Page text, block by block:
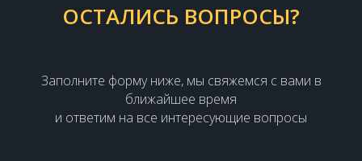
ОСТАЛИСЬ ВОПРОСЫ?
Заполните форму ниже, мы свяжемся с вами в
ближайшее время
и ответим на все интересующие вопросы